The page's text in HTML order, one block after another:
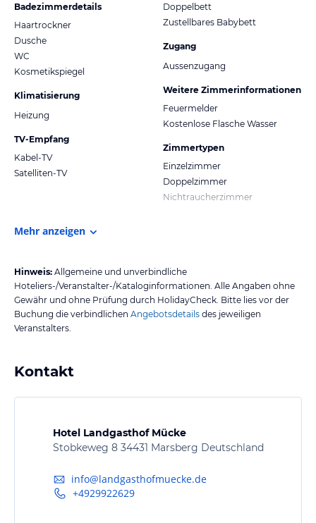
Badezimmerdetails
Haartrockner
Dusche
WC
Kosmetikspiegel
Klimatisierung
Heizung
TV-Empfang
Kabel-TV
Satelliten-TV
Doppelbett
Zustellbares Babybett
Zugang
Aussenzugang
Weitere Zimmerinformationen
Feuermelder
Kostenlose Flasche Wasser
Zimmertypen
Einzelzimmer
Doppelzimmer
Nichtraucherzimmer
Mehr anzeigen
Hinweis: Allgemeine und unverbindliche
Hoteliers-/Veranstalter-/Kataloginformationen. Alle Angaben ohne
Gewähr und ohne Prüfung durch HolidayCheck. Bitte lies vor der
Buchung die verbindlichen Angebotsdetails des jeweiligen
Veranstalters.
Kontakt
Hotel Landgasthof Mücke
Stobkeweg 8 34431 Marsberg Deutschland
info@landgasthofmuecke.de
+4929922629